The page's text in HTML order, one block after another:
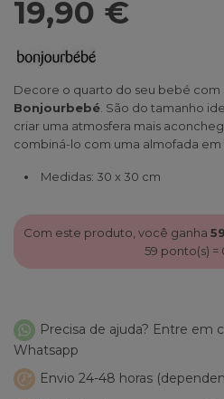
19,90 €
Decore o quarto do seu bebé com
Bonjourbebé . São do tamanho
criar uma atmosfera mais
combiná-lo com uma almofada em
Medidas: 30 x 30 cm
Com este produto, você ganha 59
59 ponto(s) =
Precisa de ajuda? Entre em
Whatsapp
Envio 24-48 horas